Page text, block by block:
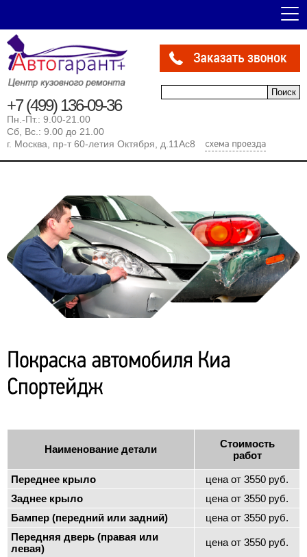
+7 (499) 136-09-36
Пн.-Пт.: 9.00-21.00
Сб, Вс.: 9.00 до 21.00
г. Москва, пр-т 60-летия Октября, д.11Ас8
Форма поиска
Поиск
Наименование детали
Стоимость
работ
Переднее крыло
цена от 3550 руб.
Заднее крыло
цена от 3550 руб.
Бампер (передний или задний)
цена от 3550 руб.
Передняя дверь (правая или
левая)
цена от 3550 руб.